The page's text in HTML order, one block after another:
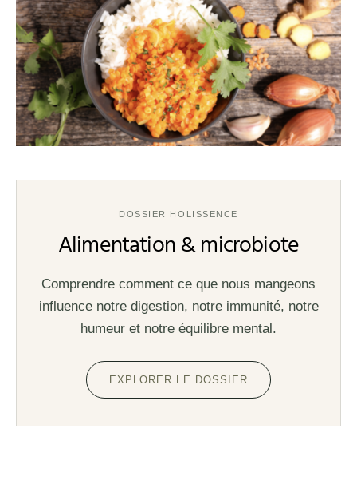
DOSSIER HOLISSENCE
Alimentation & microbiote
Comprendre comment ce que nous mangeons
influence notre digestion, notre immunité, notre
humeur et notre équilibre mental.
EXPLORER LE DOSSIER